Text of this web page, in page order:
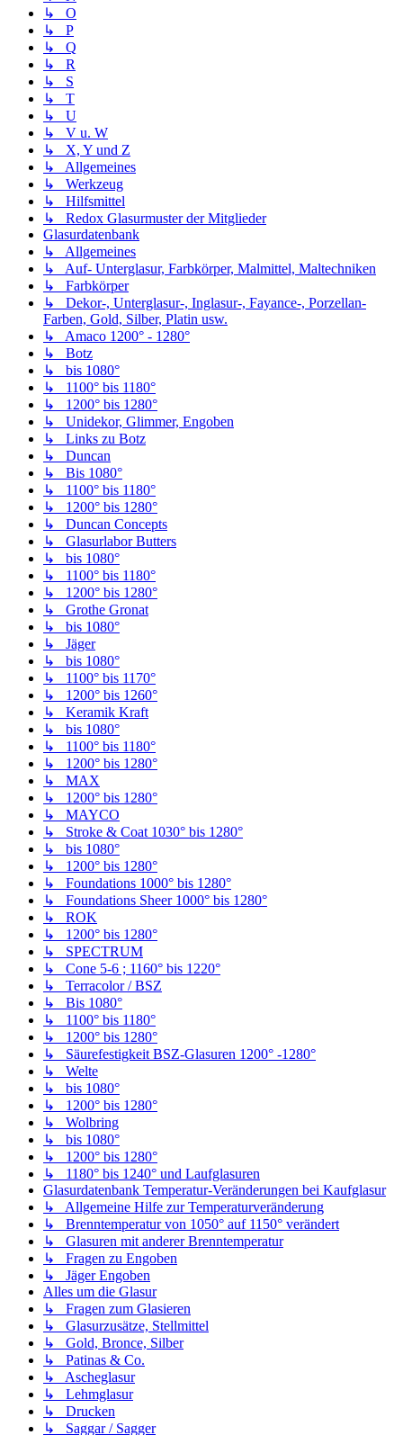
↳ O
↳ P
↳ Q
↳ R
↳ S
↳ T
↳ U
↳ V u. W
↳ X, Y und Z
↳ Allgemeines
↳ Werkzeug
↳ Hilfsmittel
↳ Redox Glasurmuster der Mitglieder
Glasurdatenbank
↳ Allgemeines
↳ Auf- Unterglasur, Farbkörper, Malmittel, Maltechniken
↳ Farbkörper
↳ Dekor-, Unterglasur-, Inglasur-, Fayance-, Porzellan-
Farben, Gold, Silber, Platin usw.
↳ Amaco 1200° - 1280°
↳ Botz
↳ bis 1080°
↳ 1100° bis 1180°
↳ 1200° bis 1280°
↳ Unidekor, Glimmer, Engoben
↳ Links zu Botz
↳ Duncan
↳ Bis 1080°
↳ 1100° bis 1180°
↳ 1200° bis 1280°
↳ Duncan Concepts
↳ Glasurlabor Butters
↳ bis 1080°
↳ 1100° bis 1180°
↳ 1200° bis 1280°
↳ Grothe Gronat
↳ bis 1080°
↳ Jäger
↳ bis 1080°
↳ 1100° bis 1170°
↳ 1200° bis 1260°
↳ Keramik Kraft
↳ bis 1080°
↳ 1100° bis 1180°
↳ 1200° bis 1280°
↳ MAX
↳ 1200° bis 1280°
↳ MAYCO
↳ Stroke & Coat 1030° bis 1280°
↳ bis 1080°
↳ 1200° bis 1280°
↳ Foundations 1000° bis 1280°
↳ Foundations Sheer 1000° bis 1280°
↳ ROK
↳ 1200° bis 1280°
↳ SPECTRUM
↳ Cone 5-6 ; 1160° bis 1220°
↳ Terracolor / BSZ
↳ Bis 1080°
↳ 1100° bis 1180°
↳ 1200° bis 1280°
↳ Säurefestigkeit BSZ-Glasuren 1200° -1280°
↳ Welte
↳ bis 1080°
↳ 1200° bis 1280°
↳ Wolbring
↳ bis 1080°
↳ 1200° bis 1280°
↳ 1180° bis 1240° und Laufglasuren
Glasurdatenbank Temperatur-Veränderungen bei Kaufglasur
↳ Allgemeine Hilfe zur Temperaturveränderung
↳ Brenntemperatur von 1050° auf 1150° verändert
↳ Glasuren mit anderer Brenntemperatur
↳ Fragen zu Engoben
↳ Jäger Engoben
Alles um die Glasur
↳ Fragen zum Glasieren
↳ Glasurzusätze, Stellmittel
↳ Gold, Bronce, Silber
↳ Patinas & Co.
↳ Ascheglasur
↳ Lehmglasur
↳ Drucken
↳ Saggar / Sagger